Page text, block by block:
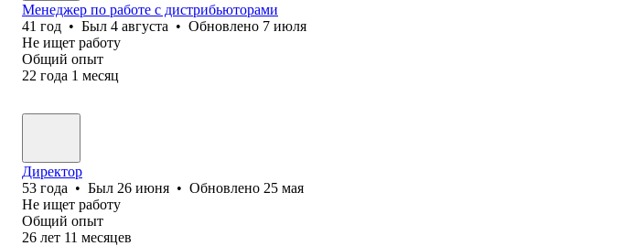
Менеджер по работе с дистрибьюторами
41 год • Был 4 августа • Обновлено 7 июля
Не ищет работу
Общий опыт
22 года 1 месяц
Директор
53 года • Был 26 июня • Обновлено 25 мая
Не ищет работу
Общий опыт
26 лет 11 месяцев